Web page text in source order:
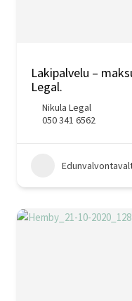
Lakipalvelu –
Legal.
Nikula Legal
050 341 6562